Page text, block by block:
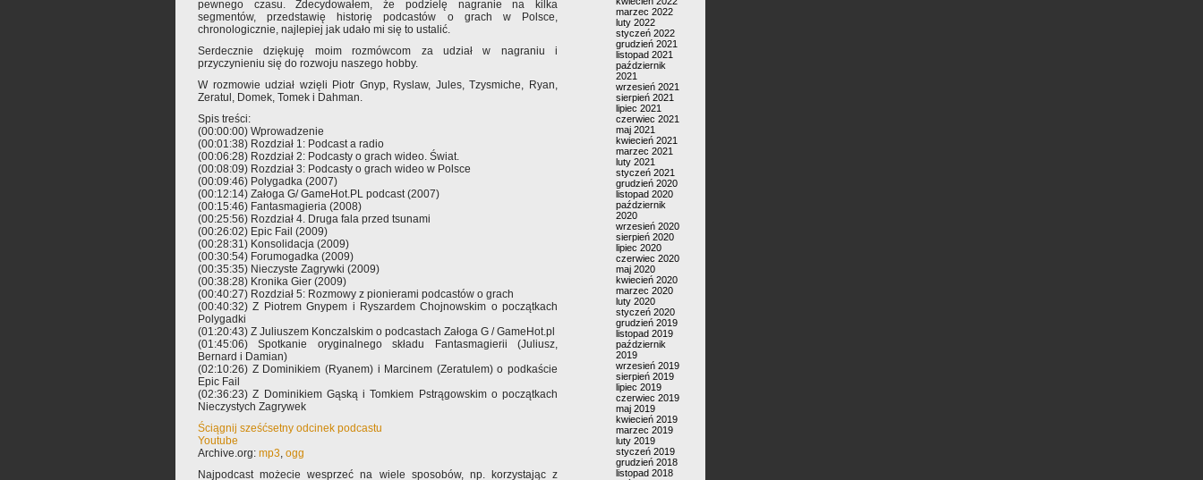
pewnego czasu. Zdecydowałem, że podzielę nagranie na kilka
segmentów, przedstawię historię podcastów o grach w Polsce,
chronologicznie, najlepiej jak udało mi się to ustalić.
Serdecznie dziękuję moim rozmówcom za udział w nagraniu i
przyczynieniu się do rozwoju naszego hobby.
W rozmowie udział wzięli Piotr Gnyp, Ryslaw, Jules, Tzysmiche, Ryan,
Zeratul, Domek, Tomek i Dahman.
Spis treści:
(00:00:00) Wprowadzenie
(00:01:38) Rozdział 1: Podcast a radio
(00:06:28) Rozdział 2: Podcasty o grach wideo. Świat.
(00:08:09) Rozdział 3: Podcasty o grach wideo w Polsce
(00:09:46) Polygadka (2007)
(00:12:14) Załoga G/ GameHot.PL podcast (2007)
(00:15:46) Fantasmagieria (2008)
(00:25:56) Rozdział 4. Druga fala przed tsunami
(00:26:02) Epic Fail (2009)
(00:28:31) Konsolidacja (2009)
(00:30:54) Forumogadka (2009)
(00:35:35) Nieczyste Zagrywki (2009)
(00:38:28) Kronika Gier (2009)
(00:40:27) Rozdział 5: Rozmowy z pionierami podcastów o grach
(00:40:32) Z Piotrem Gnypem i Ryszardem Chojnowskim o początkach
Polygadki
(01:20:43) Z Juliuszem Konczalskim o podcastach Załoga G / GameHot.pl
(01:45:06) Spotkanie oryginalnego składu Fantasmagierii (Juliusz,
Bernard i Damian)
(02:10:26) Z Dominikiem (Ryanem) i Marcinem (Zeratulem) o podkaście
Epic Fail
(02:36:23) Z Dominikiem Gąską i Tomkiem Pstrągowskim o początkach
Nieczystych Zagrywek
Ściągnij sześćsetny odcinek podcastu
Youtube
Archive.org: mp3, ogg
Najpodcast możecie wesprzeć na wiele sposobów, np. korzystając z
marzec 2022
luty 2022
styczeń 2022
grudzień 2021
listopad 2021
październik
2021
wrzesień 2021
sierpień 2021
lipiec 2021
czerwiec 2021
maj 2021
kwiecień 2021
marzec 2021
luty 2021
styczeń 2021
grudzień 2020
listopad 2020
październik
2020
wrzesień 2020
sierpień 2020
lipiec 2020
czerwiec 2020
maj 2020
kwiecień 2020
marzec 2020
luty 2020
styczeń 2020
grudzień 2019
listopad 2019
październik
2019
wrzesień 2019
sierpień 2019
lipiec 2019
czerwiec 2019
maj 2019
kwiecień 2019
marzec 2019
luty 2019
styczeń 2019
grudzień 2018
listopad 2018